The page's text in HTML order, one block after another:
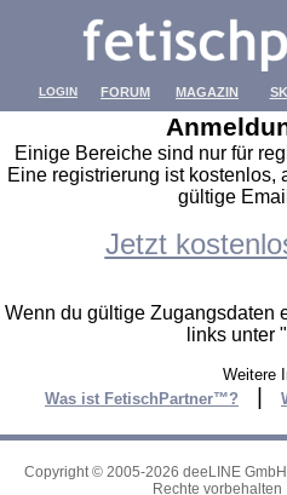
LOGIN FORUM MAGAZIN
Einige Bereiche sind nur für
Eine registrierung ist kostenlos,
gültige
Jetzt
Wenn du gültige Zugangsdaten
links unter
Weitere
Was ist FetischPartner™?
Copyright © 2005-2026 deeLINE
Rechte vorbehalten